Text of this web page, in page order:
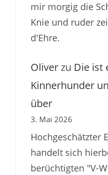
mir morgig die
Knie und ruder
d'Ehre.
Oliverzu Die ist
Kinnerhunder
über
3. Mai 2026
Hochgeschätzter
handelt sich
berüchtigten "V-